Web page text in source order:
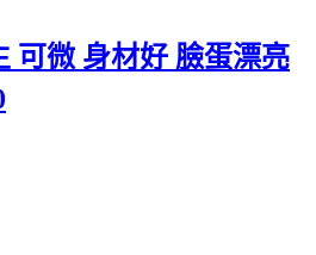
可微 身材好 臉蛋漂亮